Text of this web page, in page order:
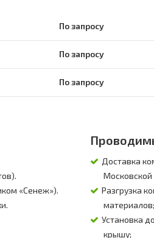
По запросу
По запросу
По запросу
«Сенеж»).
Доставка
Московской
Разгрузка
материалов;
Установка
крышу;